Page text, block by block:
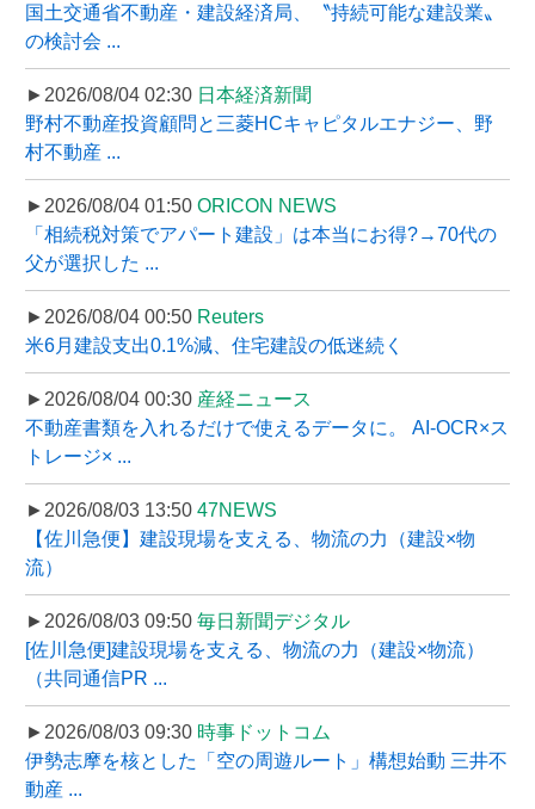
国土交通省不動産・建設経済局、〝持続可能な建設業〟
の検討会 ...
►2026/08/04 02:30 日本経済新聞
野村不動産投資顧問と三菱HCキャピタルエナジー、野
村不動産 ...
►2026/08/04 01:50 ORICON NEWS
「相続税対策でアパート建設」は本当にお得?→70代の
父が選択した ...
►2026/08/04 00:50 Reuters
米6月建設支出0.1%減、住宅建設の低迷続く
►2026/08/04 00:30 産経ニュース
不動産書類を入れるだけで使えるデータに。 AI-OCR×ス
トレージ× ...
►2026/08/03 13:50 47NEWS
【佐川急便】建設現場を支える、物流の力（建設×物
流）
►2026/08/03 09:50 毎日新聞デジタル
[佐川急便]建設現場を支える、物流の力（建設×物流）
（共同通信PR ...
►2026/08/03 09:30 時事ドットコム
伊勢志摩を核とした「空の周遊ルート」構想始動 三井不
動産 ...